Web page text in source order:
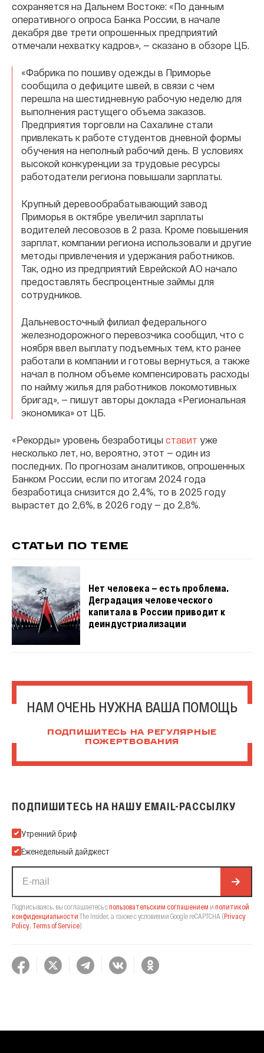
сохраняется на Дальнем Востоке: «По данным
оперативного опроса Банка России, в начале
декабря две трети опрошенных предприятий
отмечали нехватку кадров», — сказано в обзоре ЦБ.
«Фабрика по пошиву одежды в Приморье
сообщила о дефиците швей, в связи с чем
перешла на шестидневную рабочую неделю для
выполнения растущего объема заказов.
Предприятия торговли на Сахалине стали
привлекать к работе студентов дневной формы
обучения на неполный рабочий день. В условиях
высокой конкуренции за трудовые ресурсы
работодатели региона повышали зарплаты.
Крупный деревообрабатывающий завод
Приморья в октябре увеличил зарплаты
водителей лесовозов в 2 раза. Кроме повышения
зарплат, компании региона использовали и другие
методы привлечения и удержания работников.
Так, одно из предприятий Еврейской АО начало
предоставлять беспроцентные займы для
сотрудников.
Дальневосточный филиал федерального
железнодорожного перевозчика сообщил, что с
ноября ввел выплату подъемных тем, кто ранее
работали в компании и готовы вернуться, а также
начал в полном объеме компенсировать расходы
по найму жилья для работников локомотивных
бригад», — пишут авторы доклада «Региональная
экономика» от ЦБ.
«Рекорды» уровень безработицы ставит уже
несколько лет, но, вероятно, этот — один из
последних. По прогнозам аналитиков, опрошенных
Банком России, если по итогам 2024 года
безработица снизится до 2,4%, то в 2025 году
вырастет до 2,6%, в 2026 году — до 2,8%.
СТАТЬИ ПО ТЕМЕ
Нет человека — есть проблема.
Деградация человеческого
капитала в России приводит к
деиндустриализации
НАМ ОЧЕНЬ НУЖНА ВАША ПОМОЩЬ
ПОДПИШИТЕСЬ НА РЕГУЛЯРНЫЕ
ПОЖЕРТВОВАНИЯ
ПОДПИШИТЕСЬ НА НАШУ EMAIL-РАССЫЛКУ
Подпишитесь на нашу Email-рассылку
Утренний бриф
Еженедельный дайджест
Подписываясь, вы соглашаетесь спользовательским соглашением и политикой
конфиденциальности The Insider, а также с условиями Google reCAPTCHA (Privacy
Policy, Terms of Service).